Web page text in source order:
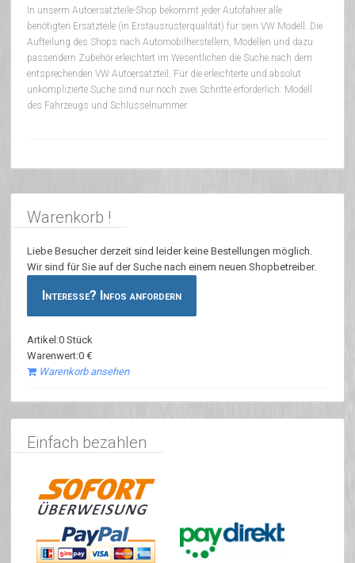
In unserm Autoersatzteile-Shop bekommt jeder Autofahrer alle
benötigten Ersatzteile (in Erstausrüsterqualität) für sein VW Modell. Die
Aufteilung des Shops nach Automobilherstellern, Modellen und dazu
passendem Zubehör erleichtert im Wesentlichen die Suche nach dem
entsprechenden VW Autoersatzteil. Für die erleichterte und absolut
unkomplizierte Suche sind nur noch zwei Schritte erforderlich: Modell
des Fahrzeugs und Schlüsselnummer.
Warenkorb !
Liebe Besucher derzeit sind leider keine Bestellungen möglich.
Wir sind für Sie auf der Suche nach einem neuen Shopbetreiber.
Interesse? Infos anfordern
Artikel:0 Stück
Warenwert:0 €
Warenkorb ansehen
Einfach bezahlen